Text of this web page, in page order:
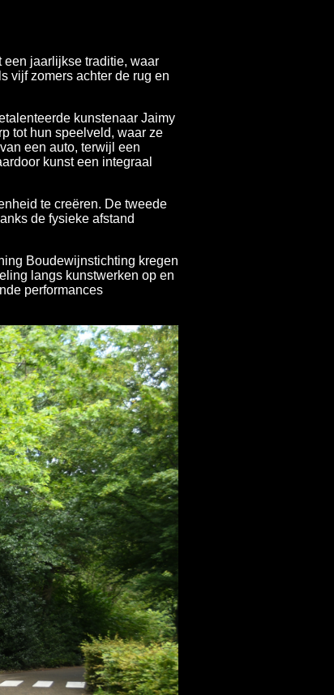
jaarlijkse traditie, waar
vijf zomers achter de rug en
kunstenaar Jaimy
tot hun speelveld, waar ze
een auto, terwijl een
kunst een integraal
te creëren. De tweede
de fysieke afstand
Boudewijnstichting kregen
langs kunstwerken op en
performances